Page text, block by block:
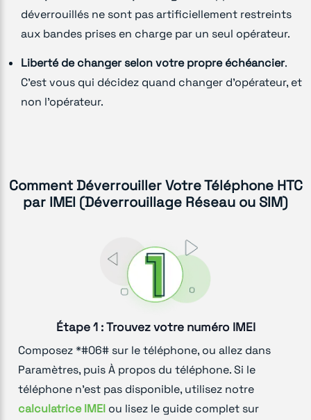
déverrouillés ne sont pas artificiellement restreints
aux bandes prises en charge par un seul opérateur.
Liberté de changer selon votre propre échéancier.
C'est vous qui décidez quand changer d'opérateur, et
non l'opérateur.
Comment Déverrouiller Votre Téléphone HTC
par IMEI (Déverrouillage Réseau ou SIM)
Étape 1 : Trouvez votre numéro IMEI
Composez *#06# sur le téléphone, ou allez dans
Paramètres, puis À propos du téléphone. Si le
téléphone n'est pas disponible, utilisez notre
calculatrice IMEI ou lisez le guide complet sur